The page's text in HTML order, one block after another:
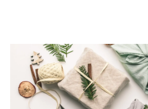
ACCIÓ SOCIAL I
ESPLAIS
ACCIÓ SOCIAL I
ESPLAIS